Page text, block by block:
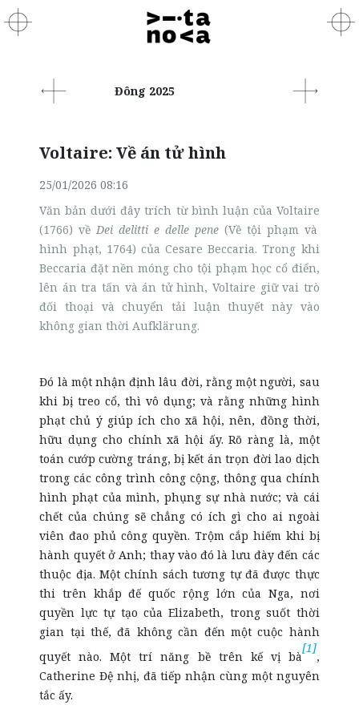
Đông 2025
Voltaire: Về án tử hình
25/01/2026 08:16
Văn bản dưới đây trích từ bình luận của Voltaire
(1766) vềDei delitti e delle pene(Về tội phạm và
hình phạt, 1764) của Cesare Beccaria. Trong khi
Beccaria đặt nền móng cho tội phạm học cổ điển,
lên án tra tấn và án tử hình, Voltaire giữ vai trò
đối thoại và chuyển tải luận thuyết này vào
không gian thờiAufklärung.
Đó là một nhận định lâu đời, rằng một người, sau
khi bị treo cổ, thì vô dụng; và rằng những hình
phạt chủ ý giúp ích cho xã hội, nên, đồng thời,
hữu dụng cho chính xã hội ấy. Rõ ràng là, một
toán cướp cường tráng, bị kết án trọn đời lao dịch
trong các công trình công cộng, thông qua chính
hình phạt của mình, phụng sự nhà nước; và cái
chết của chúng sẽ chẳng có ích gì cho ai ngoài
viên đao phủ công quyền. Trộm cắp hiếm khi bị
hành quyết ở Anh; thay vào đó là lưu đày đến các
thuộc địa. Một chính sách tương tự đã được thực
thi trên khắp đế quốc rộng lớn của Nga, nơi
quyền lực tự tạo của Elizabeth, trong suốt thời
gian tại thế, đã không cần đến một cuộc hành
quyết nào. Một trí năng bề trên kế vị bà
[1]
,
Catherine Đệ nhị, đã tiếp nhận cùng một nguyên
tắc ấy.